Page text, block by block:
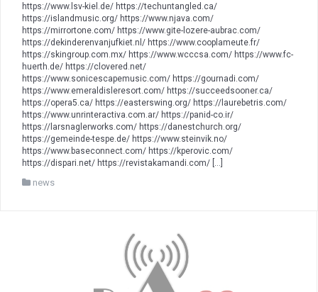
https://www.lsv-kiel.de/ https://techuntangled.ca/
https://islandmusic.org/ https://www.njava.com/
https://mirrortone.com/ https://www.gite-lozere-aubrac.com/
https://dekinderenvanjufkiet.nl/ https://www.cooplameute.fr/
https://skingroup.com.mx/ https://www.wcccsa.com/ https://www.fc-
huerth.de/ https://clovered.net/
https://www.sonicescapemusic.com/ https://gournadi.com/
https://www.emeraldisleresort.com/ https://succeedsooner.ca/
https://opera5.ca/ https://easterswing.org/ https://laurebetris.com/
https://www.unrinteractiva.com.ar/ https://panid-co.ir/
https://larsnaglerworks.com/ https://danestchurch.org/
https://gemeinde-tespe.de/ https://www.steinvik.no/
https://www.baseconnect.com/ https://kperovic.com/
https://dispari.net/ https://revistakamandi.com/ […]
news